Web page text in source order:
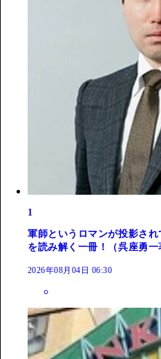
1
軍師というロマンが投影さ
を読み解く一冊！（呉座勇一
2026年08月04日 06:30